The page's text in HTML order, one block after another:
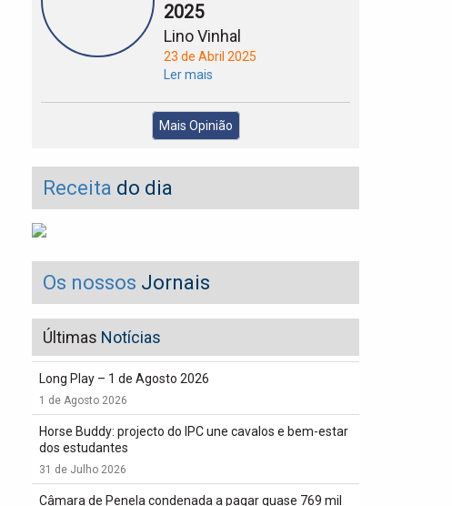
2025
Lino Vinhal
23 de Abril 2025
Ler mais
Mais Opinião
Receita do dia
Os nossos Jornais
Últimas Notícias
Long Play – 1 de Agosto 2026
1 de Agosto 2026
Horse Buddy: projecto do IPC une cavalos e bem-estar
dos estudantes
31 de Julho 2026
Câmara de Penela condenada a pagar quase 769 mil